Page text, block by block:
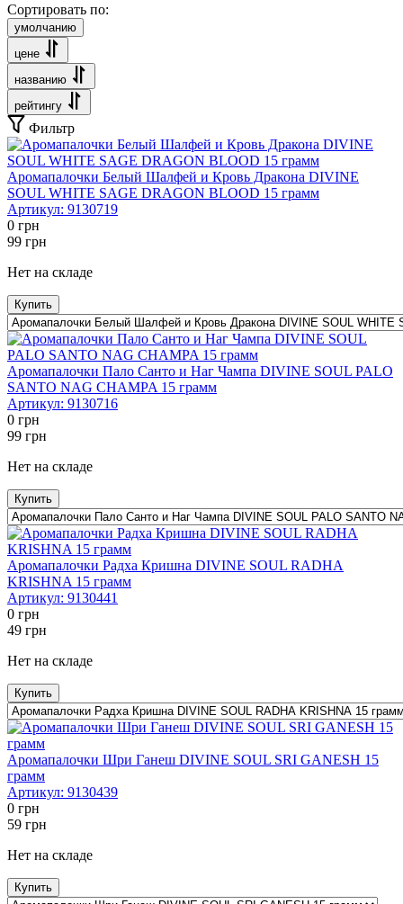
Сортировать по:
умолчанию
цене
названию
рейтингу
Фильтр
Аромапалочки Белый Шалфей и Кровь Дракона DIVINE
SOUL WHITE SAGE DRAGON BLOOD 15 грамм
Артикул: 9130719
0 грн
99 грн
Нет на складе
Купить
Аромапалочки Пало Санто и Наг Чампа DIVINE SOUL PALO
SANTO NAG CHAMPA 15 грамм
Артикул: 9130716
0 грн
99 грн
Нет на складе
Купить
Аромапалочки Радха Кришна DIVINE SOUL RADHA
KRISHNA 15 грамм
Артикул: 9130441
0 грн
49 грн
Нет на складе
Купить
Аромапалочки Шри Ганеш DIVINE SOUL SRI GANESH 15
грамм
Артикул: 9130439
0 грн
59 грн
Нет на складе
Купить